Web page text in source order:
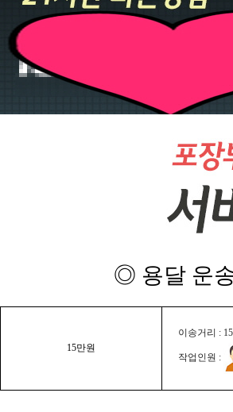
◎ 용달 운
15만원
이송거리 :
작업인원 :